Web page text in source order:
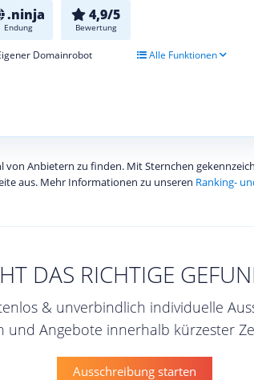
.ninja
Endung
4,9/5
Bewertung
Domainrobot Alle Funktionen
von Anbietern zu finden. Mit Sternchen
aus. Mehr Informationen zu unseren Ranking-
DAS RICHTIGE
& unverbindlich individuelle
und Angebote innerhalb kürzester
Ausschreibung starten